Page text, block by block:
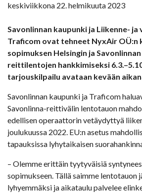
keskiviikkona 22. helmikuuta 2023
Savonlinnan kaupunki ja Liikenne-
Traficom ovat tehneet NyxAir OÜ:n
sopimuksen Helsingin ja
reittilentojen hankkimiseksi
tarjouskilpailu avataan kevään
Savonlinnan kaupunki ja Traficom
Savonlinna-reittivälin lentotauon
edellisen operaattorin vetäydyttyä
joulukuussa 2022. EU:n asetus
tapauksissa lyhytaikaisen
– Olemme erittäin tyytyväisiä
sopimukseen. Tällä saimme lentotauon
lyhyemmäksi ja aikataulu palvelee